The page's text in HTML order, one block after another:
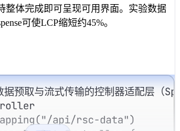
整体完成即可呈现可用界面。实验数据
可使LCP缩短约45%。
预取与流式传输的控制器适配层（
("/api/rsc-data")